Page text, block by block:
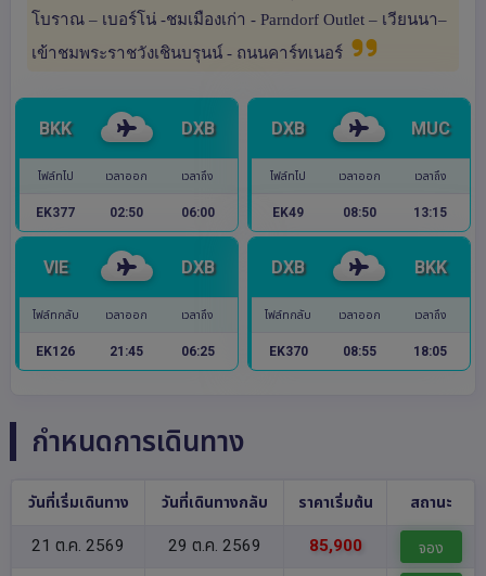
โบราณ – เบอร์โน่ -ชมเมืองเก่า - Parndorf Outlet – เวียนนา–
เข้าชมพระราชวังเชินบรุนน์ - ถนนคาร์ทเนอร์
BKK DXB
ไฟล์ทไป เวลาออก เวลาถึง
EK377 02:50 06:00
DXB MUC
ไฟล์ทไป เวลาออก เวลาถึง
EK49 08:50 13:15
VIE DXB
ไฟล์ทกลับ เวลาออก เวลาถึง
EK126 21:45 06:25
DXB BKK
ไฟล์ทกลับ เวลาออก เวลาถึง
EK370 08:55 18:05
กำหนดการเดินทาง
วันที่เริ่มเดินทาง วันที่เดินทางกลับ ราคาเริ่มต้น สถานะ
21 ต.ค. 2569 29 ต.ค. 2569 85,900 จอง